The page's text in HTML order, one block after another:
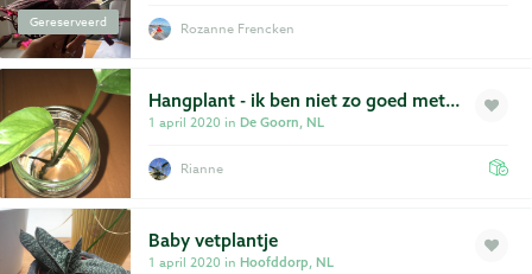
Gereserveerd Rozanne Frencken
Hangplant - ik ben niet zo goed met
namen
1 april 2020 in De Goorn, NL
Rianne
Baby vetplantje
1 april 2020 in Hoofddorp, NL